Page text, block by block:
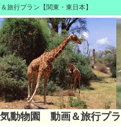
行プラン【関東・東日本】
動物園 動画＆旅行プラ